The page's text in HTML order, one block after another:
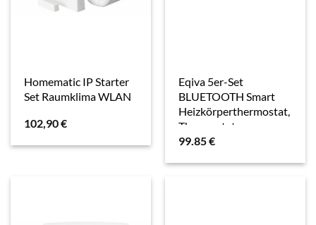
Homematic IP Starter
Set Raumklima WLAN
102,90€
Eqiva 5er-Set
BLUETOOTH Smart
Heizkörperthermostat,
Thermostat
99.85€